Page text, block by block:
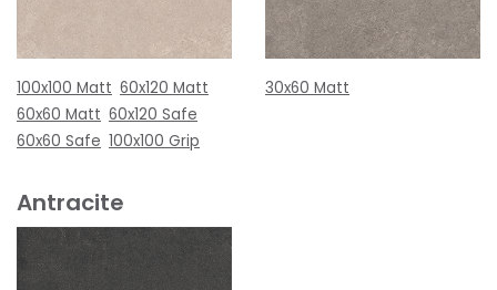
100x100 Matt 60x120 Matt
60x60 Matt 60x120 Safe
60x60 Safe 100x100 Grip
30x60 Matt
Antracite